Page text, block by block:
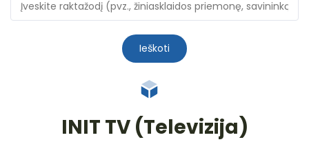
Ieškoti
INIT TV (Televizija)